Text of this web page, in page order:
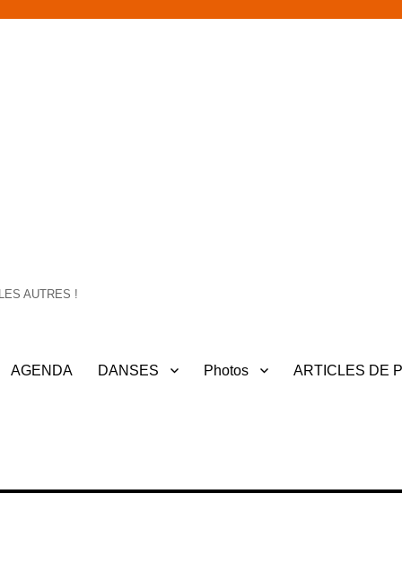
AUTRES !
AGENDA DANSES Photos ARTICLES DE